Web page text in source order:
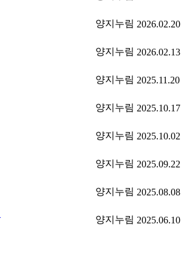
양지누림 2026.02.20
양지누림 2026.02.13
양지누림 2025.11.20
양지누림 2025.10.17
양지누림 2025.10.02
양지누림 2025.09.22
양지누림 2025.08.08
양지누림 2025.06.10